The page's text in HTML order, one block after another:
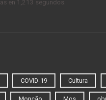
en 1,213 segundos.
COVID-19 Cultura